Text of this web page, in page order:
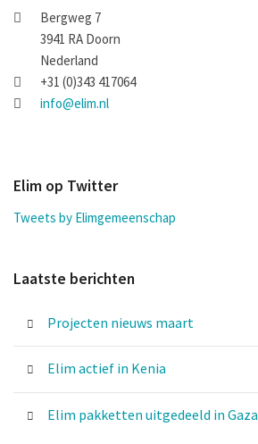
Bergweg 7
3941 RA Doorn
Nederland
+31 (0)343 417064
info@elim.nl
Elim op Twitter
Tweets by Elimgemeenschap
Laatste berichten
Projecten nieuws maart
Elim actief in Kenia
Elim pakketten uitgedeeld in Gaza